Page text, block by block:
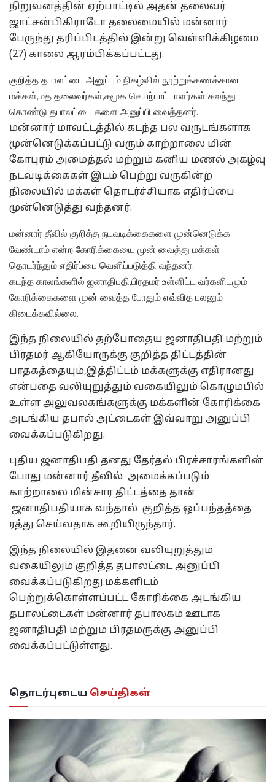
நிறுவனத்தின் ஏற்பாட்டில் அதன் தலைவர்
ஜாட்சன்பிகிராடோ தலைமையில் மன்னார்
பேருந்து தரிப்பிடத்தில் இன்று வெள்ளிக்கிழமை
(27) காலை ஆரம்பிக்கப்பட்டது.
குறித்த தபாலட்டை அனுப்பும் நிகழ்வில் நூற்றுக்கணக்கான
மக்கள்,மத தலைவர்கள்,சமூக செயற்பாட்டாளர்கள் கலந்து
கொண்டு தபாலட்டை களை அனுப்பி வைத்தனர்.
மன்னார் மாவட்டத்தில் கடந்த பல வருடங்களாக
முன்னெடுக்கப்பட்டு வரும் காற்றாலை மின்
கோபுரம் அமைத்தல் மற்றும் கனிய மணல் அகழ்வு
நடவடிக்கைகள் இடம் பெற்று வருகின்ற
நிலையில் மக்கள் தொடர்ச்சியாக எதிர்ப்பை
முன்னெடுத்து வந்தனர்.
மன்னார் தீவில் குறித்த நடவடிக்கைகளை முன்னெடுக்க
வேண்டாம் என்ற கோரிக்கையை முன் வைத்து மக்கள்
தொடர்ந்தும் எதிர்ப்பை வெளிப்படுத்தி வந்தனர்.
கடந்த காலங்களில் ஜனாதிபதி,பிரதமர் உள்ளிட்ட வர்களிடமும்
கோரிக்கைகளை முன் வைத்த போதும் எவ்வித பலனும்
கிடைக்கவில்லை.
இந்த நிலையில் தற்போதைய ஜனாதிபதி மற்றும்
பிரதமர் ஆகியோருக்கு குறித்த திட்டத்தின்
பாதகத்தையும்,இத்திட்டம் மக்களுக்கு எதிரானது
என்பதை வலியுறுத்தும் வகையிலும் கொழும்பில்
உள்ள அலுவலகங்களுக்கு மக்களின் கோரிக்கை
அடங்கிய தபால் அட்டைகள் இவ்வாறு அனுப்பி
வைக்கப்படுகிறது.
புதிய ஜனாதிபதி தனது தேர்தல் பிரச்சாரங்களின்
போது மன்னார் தீவில் அமைக்கப்படும்
காற்றாலை மின்சார திட்டத்தை தான்
ஜனாதிபதியாக வந்தால் குறித்த ஒப்பந்தத்தை
ரத்து செய்வதாக கூறியிருந்தார்.
இந்த நிலையில் இதனை வலியுறுத்தும்
வகையிலும் குறித்த தபாலட்டை அனுப்பி
வைக்கப்படுகிறது.மக்களிடம்
பெற்றுக்கொள்ளப்பட்ட கோரிக்கை அடங்கிய
தபாலட்டைகள் மன்னார் தபாலகம் ஊடாக
ஜனாதிபதி மற்றும் பிரதமருக்கு அனுப்பி
வைக்கப்பட்டுள்ளது.
தொடர்புடைய செய்திகள்